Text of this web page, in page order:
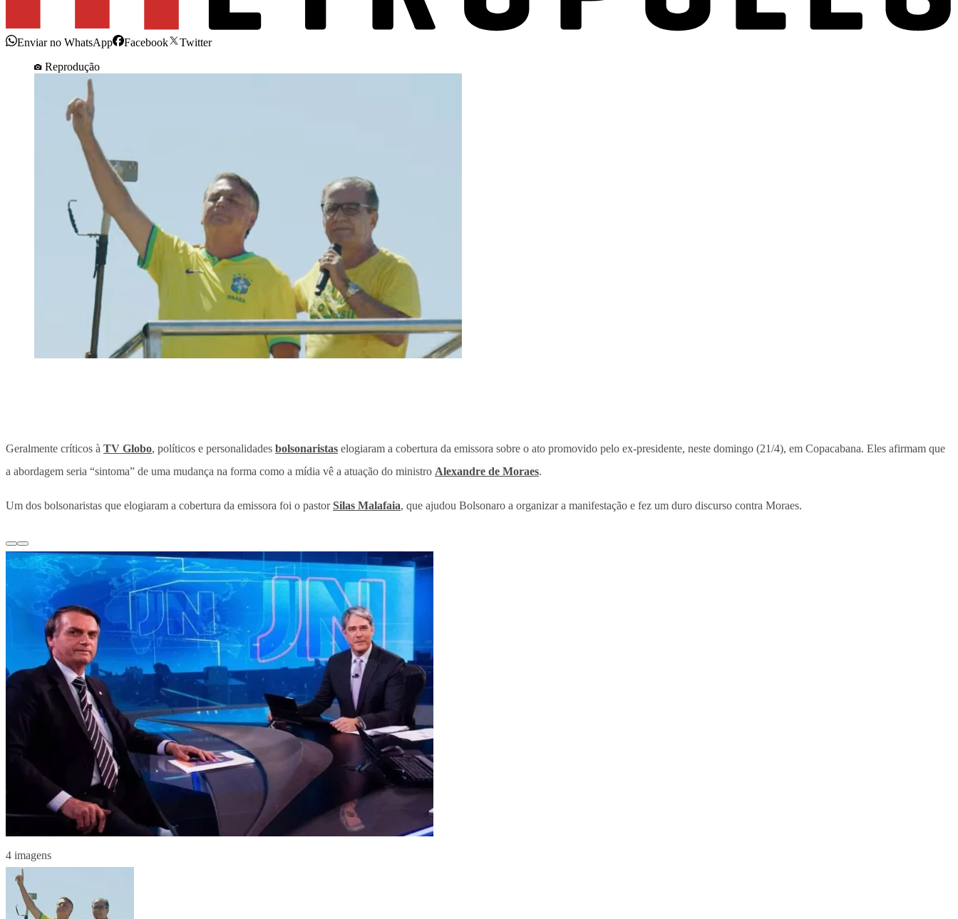
Enviar no WhatsApp Facebook
Twitter
Reprodução
Geralmente críticos à TV Globo, políticos e personalidades bolsonaristas elogiaram a cobertura da emissora sobre o ato promovido pelo ex-presidente, neste domingo (21/4), em Copacabana. Eles afirmam que
a abordagem seria “sintoma” de uma mudança na forma como a mídia vê a atuação do ministro Alexandre de Moraes.
Um dos bolsonaristas que elogiaram a cobertura da emissora foi o pastorSilas Malafaia, que ajudou Bolsonaro a organizar a manifestação e fez um duro discurso contra Moraes.
4 imagens